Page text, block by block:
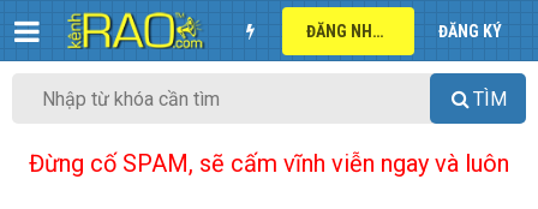
ĐĂNG NHẬP ĐĂNG KÝ
TÌM
Đừng cố SPAM, sẽ cấm vĩnh viễn ngay và luôn